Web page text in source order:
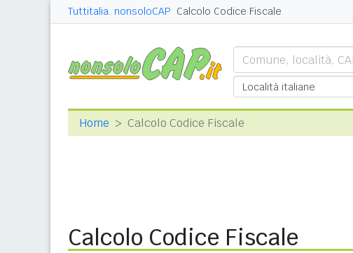
Tuttitalia nonsoloCAP Calcolo Codice Fiscale
Home Calcolo Codice Fiscale
Calcolo Codice Fiscale